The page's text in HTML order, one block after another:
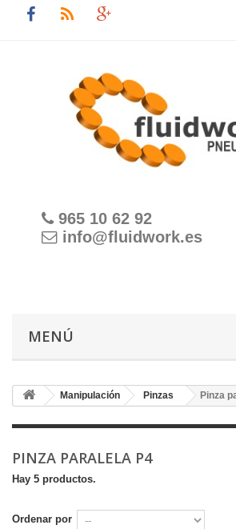
965 10 62 92
info@fluidwork.es
MENÚ
Manipulación Pinzas Pinza
PINZA PARALELA P4
Hay 5 productos.
Ordenar por